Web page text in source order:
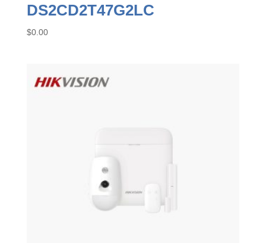
DS2CD2T47G2LC
$0.00